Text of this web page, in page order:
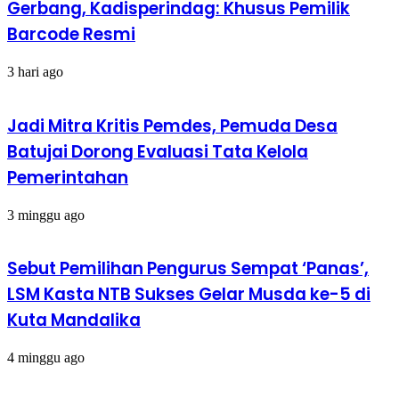
Gerbang, Kadisperindag: Khusus Pemilik
Barcode Resmi
3 hari ago
Jadi Mitra Kritis Pemdes, Pemuda Desa
Batujai Dorong Evaluasi Tata Kelola
Pemerintahan
3 minggu ago
Sebut Pemilihan Pengurus Sempat ‘Panas’,
LSM Kasta NTB Sukses Gelar Musda ke-5 di
Kuta Mandalika
4 minggu ago